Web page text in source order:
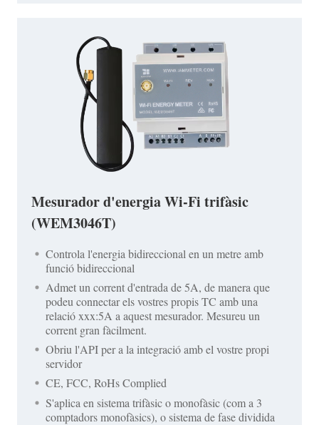
Mesurador d'energia Wi-Fi trifàsic
(WEM3046T)
Controla l'energia bidireccional en un metre amb
funció bidireccional
Admet un corrent d'entrada de 5A, de manera que
podeu connectar els vostres propis TC amb una
relació xxx:5A a aquest mesurador. Mesureu un
corrent gran fàcilment.
Obriu l'API per a la integració amb el vostre propi
servidor
CE, FCC, RoHs Complied
S'aplica en sistema trifàsic o monofàsic (com a 3
comptadors monofàsics), o sistema de fase dividida